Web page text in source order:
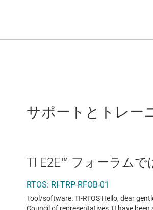
サポートとトレー
TI E2E™ フォーラム